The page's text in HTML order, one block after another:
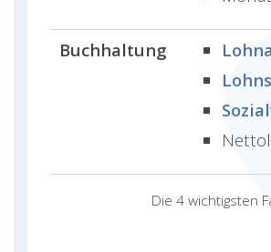
Die 4 wichtigsten
Buchhaltung